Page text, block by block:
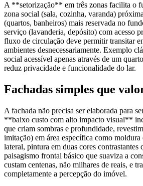
A **setorização** em três zonas facilita o
zona social (sala, cozinha, varanda)
(quartos, banheiros) mais reservada no
serviço (lavanderia, depósito) com acesso
fluxo de circulação deve permitir transitar
ambientes desnecessariamente. Exemplo
social acessível apenas através de um
reduz privacidade e funcionalidade do lar.
Fachadas simples que
A fachada não precisa ser elaborada para
**baixo custo com alto impacto visual**
que criam sombras e profundidade,
imitação) em área específica como moldura
lateral, pintura em duas cores contrastantes
paisagismo frontal básico que suaviza a
custam centenas, não milhares de reais, e
completamente a percepção do imóvel.